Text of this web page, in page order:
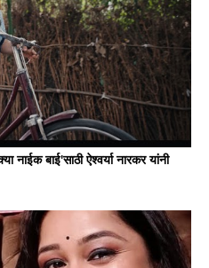
नाईक बाई'साठी ऐश्वर्या नारकर यांनी